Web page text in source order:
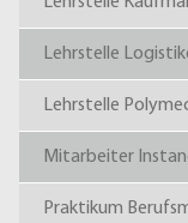
Lehrstelle
Lehrstelle
Mitarbeiter
Praktikum